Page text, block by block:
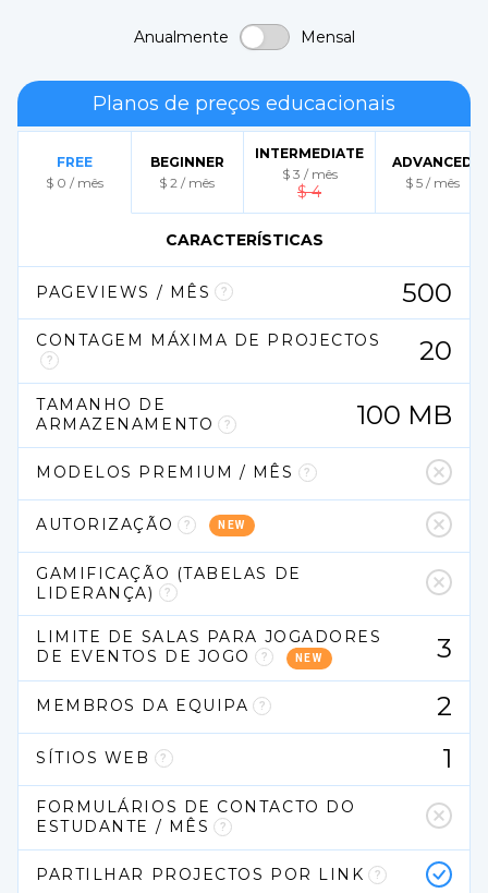
Anualmente Mensal
Planos de preços educacionais
FREE
$ 0 / mês
BEGINNER
$ 2 / mês
INTERMEDIATE
$ 3 / mês
$ 4
ADVANCED
$ 5 / mês
CARACTERÍSTICAS
PAGEVIEWS / MÊS 500
CONTAGEM MÁXIMA DE PROJECTOS 20
TAMANHO DE
ARMAZENAMENTO
100 MB
MODELOS PREMIUM / MÊS
AUTORIZAÇÃO NEW
GAMIFICAÇÃO (TABELAS DE
LIDERANÇA)
LIMITE DE SALAS PARA JOGADORES
DE EVENTOS DE JOGO
NEW 3
MEMBROS DA EQUIPA 2
SÍTIOS WEB 1
FORMULÁRIOS DE CONTACTO DO
ESTUDANTE / MÊS
PARTILHAR PROJECTOS POR LINK